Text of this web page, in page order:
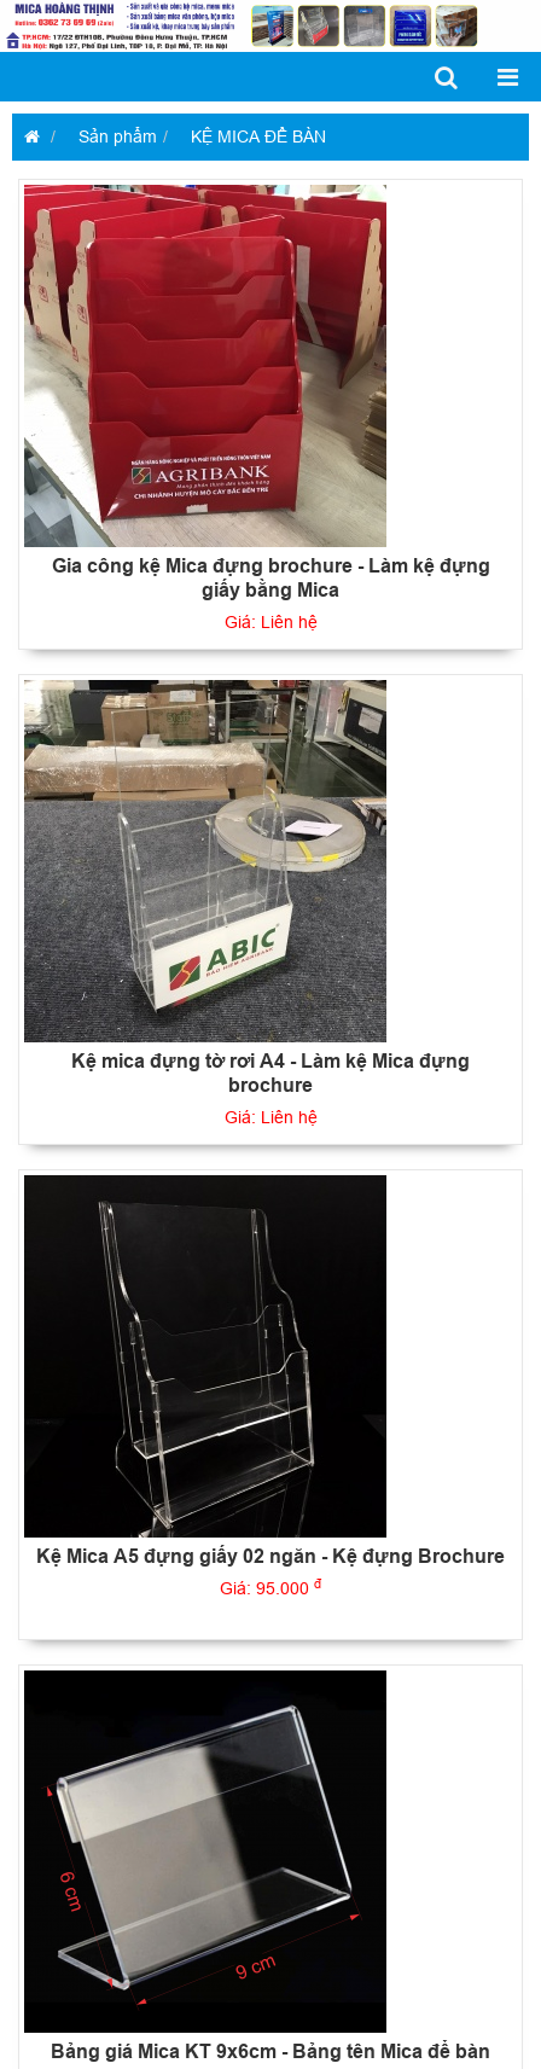
Sản phẩm KỆ MICA ĐỂ BÀN
Gia công kệ Mica đựng brochure - Làm kệ đựng
giấy bằng Mica
Giá: Liên hệ
Kệ mica đựng tờ rơi A4 - Làm kệ Mica đựng
brochure
Giá: Liên hệ
Kệ Mica A5 đựng giấy 02 ngăn - Kệ đựng Brochure
Giá: 95.000 đ
Bảng giá Mica KT 9x6cm - Bảng tên Mica để bàn